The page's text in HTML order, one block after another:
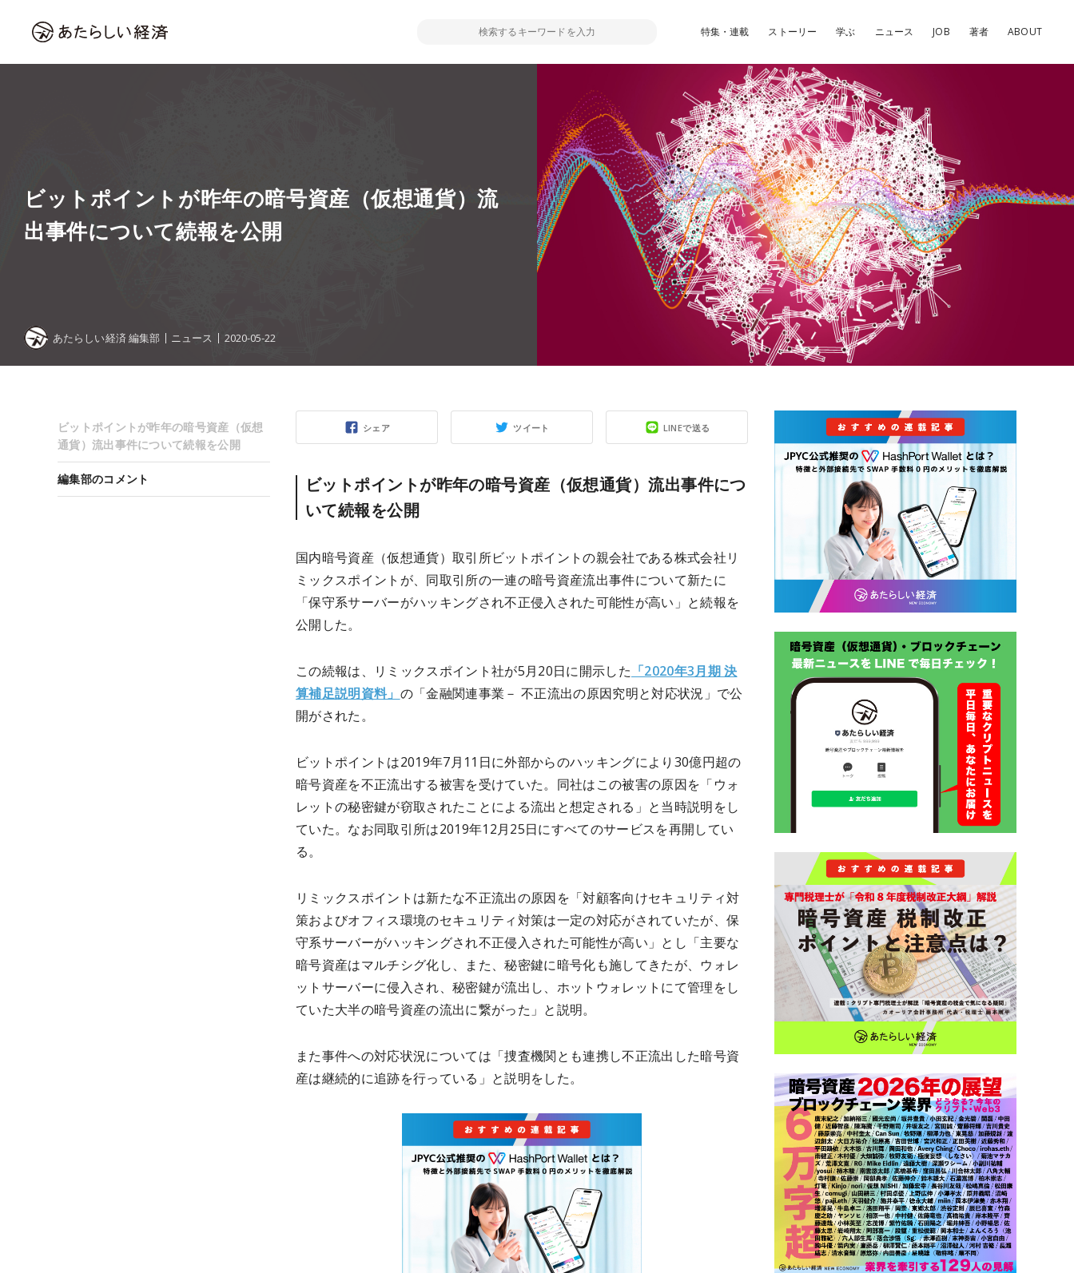
特集・連載 ストーリー 学ぶ ニュース JOB 著者 ABOUT
ビットポイントが昨年の暗号資産（仮想通貨）流
出事件について続報を公開
あたらしい経済 編集部 ニュース 2020-05-22
シェア ツイート LINEで送る
ビットポイントが昨年の暗号資産（仮想通貨）流出事件につ
いて続報を公開
国内暗号資産（仮想通貨）取引所ビットポイントの親会社である株式会社リ
ミックスポイントが、同取引所の一連の暗号資産流出事件について新たに
「保守系サーバーがハッキングされ不正侵入された可能性が高い」と続報を
公開した。
この続報は、リミックスポイント社が5月20日に開示した 「2020年3月期 決
算補足説明資料」 の「金融関連事業－ 不正流出の原因究明と対応状況」で公
開がされた。
ビットポイントは2019年7月11日に外部からのハッキングにより30億円超の
暗号資産を不正流出する被害を受けていた。同社はこの被害の原因を「ウォ
レットの秘密鍵が窃取されたことによる流出と想定される」と当時説明をし
ていた。なお同取引所は2019年12月25日にすべてのサービスを再開してい
る。
リミックスポイントは新たな不正流出の原因を「対顧客向けセキュリティ対
策およびオフィス環境のセキュリティ対策は一定の対応がされていたが、保
守系サーバーがハッキングされ不正侵入された可能性が高い」とし「主要な
暗号資産はマルチシグ化し、また、秘密鍵に暗号化も施してきたが、ウォレ
ットサーバーに侵入され、秘密鍵が流出し、ホットウォレットにて管理をし
ていた大半の暗号資産の流出に繋がった」と説明。
また事件への対応状況については「捜査機関とも連携し不正流出した暗号資
産は継続的に追跡を行っている」と説明をした。
ビットポイントが昨年の暗号資産（仮想
通貨）流出事件について続報を公開
編集部のコメント